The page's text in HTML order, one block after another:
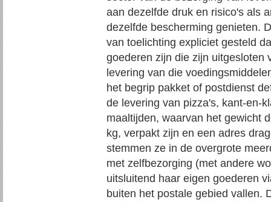
aan dezelfde druk en risico's als
dezelfde bescherming genieten.
van toelichting expliciet gesteld
goederen zijn die zijn uitgesloten
levering van die
het begrip pakket of postdienst
de levering van pizza's, kant-en-
maaltijden, waarvan het gewicht
kg, verpakt zijn en een adres
stemmen ze in de overgrote
met zelfbezorging (met andere
uitsluitend haar eigen goederen
buiten het postale gebied vallen.